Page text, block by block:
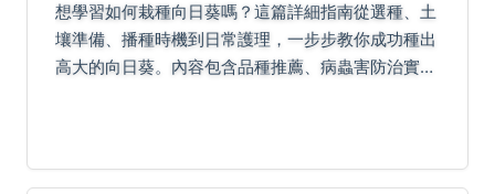
想學習如何栽種向日葵嗎？這篇詳細指南從選種、土
壤準備、播種時機到日常護理，一步步教你成功種出
高大的向日葵。內容包含品種推薦、病蟲害防治實用